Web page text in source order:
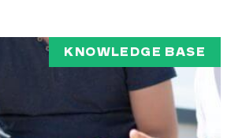
KNOWLEDGE BASE